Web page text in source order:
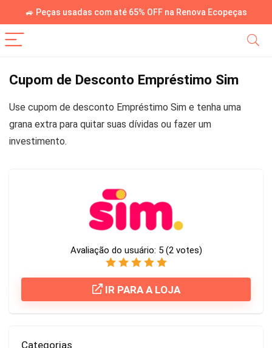
🚙 Peças usadas com até 65% OFF na Renova Ecopeças
Cupom de Desconto Empréstimo Sim
Use cupom de desconto Empréstimo Sim e tenha uma
grana extra para quitar suas dívidas ou fazer um
investimento.
Avaliação do usuário: 5 (2votes)
IR PARA A LOJA
Categorias